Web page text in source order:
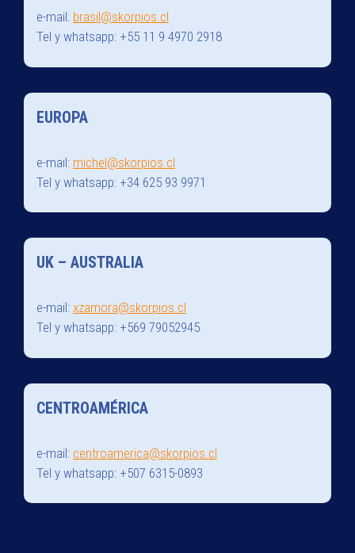
e-mail: brasil@skorpios.cl
Tel y whatsapp: +55 11 9 4970 2918
EUROPA
e-mail: michel@skorpios.cl
Tel y whatsapp: +34 625 93 9971
UK – AUSTRALIA
e-mail: xzamora@skorpios.cl
Tel y whatsapp: +569 79052945
CENTROAMÉRICA
e-mail: centroamerica@skorpios.cl
Tel y whatsapp: +507 6315-0893